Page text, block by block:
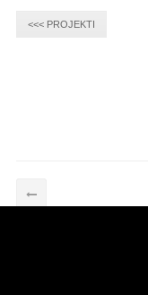
<<< PROJEKTI